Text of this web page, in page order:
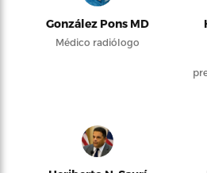
González Pons MD
Médico radiólogo